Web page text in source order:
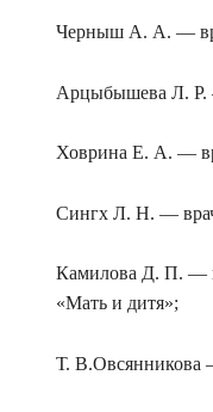
Черныш А. А. —
Арцыбышева Л.
Ховрина Е. А. —
Сингх Л. Н. —
Камилова Д. П. —
«Мать и дитя»;
Т. В.Овсянникова